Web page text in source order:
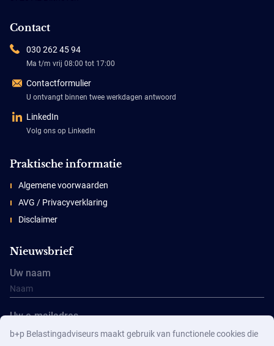
Contact
030 262 45 94
Ma t/m vrij 08:00 tot 17:00
Contactformulier
U ontvangt binnen twee werkdagen antwoord
LinkedIn
Volg ons op LinkedIn
Praktische informatie
Algemene voorwaarden
AVG / Privacyverklaring
Disclaimer
Nieuwsbrief
Uw naam
Uw e-mailadres
b+p Belastingadviseurs maakt gebruik van functionele cookies die